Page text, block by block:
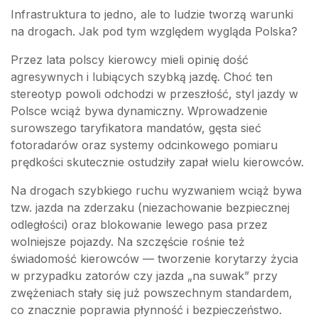
Infrastruktura to jedno, ale to ludzie tworzą warunki
na drogach. Jak pod tym względem wygląda Polska?
Przez lata polscy kierowcy mieli opinię dość
agresywnych i lubiących szybką jazdę. Choć ten
stereotyp powoli odchodzi w przeszłość, styl jazdy w
Polsce wciąż bywa dynamiczny. Wprowadzenie
surowszego taryfikatora mandatów, gęsta sieć
fotoradarów oraz systemy odcinkowego pomiaru
prędkości skutecznie ostudziły zapał wielu kierowców.
Na drogach szybkiego ruchu wyzwaniem wciąż bywa
tzw. jazda na zderzaku (niezachowanie bezpiecznej
odległości) oraz blokowanie lewego pasa przez
wolniejsze pojazdy. Na szczęście rośnie też
świadomość kierowców — tworzenie korytarzy życia
w przypadku zatorów czy jazda „na suwak” przy
zwężeniach stały się już powszechnym standardem,
co znacznie poprawia płynność i bezpieczeństwo.